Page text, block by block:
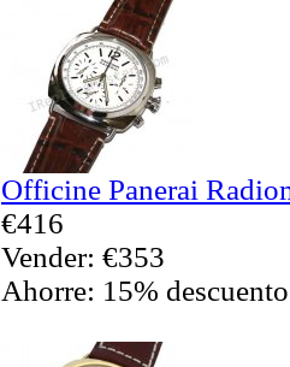
Officine Panerai
€416
Vender: €353
Ahorre: 15% descuento